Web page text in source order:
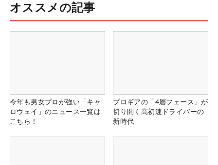
オススメの記事
今年も男女プロが強い「キャ
ロウェイ」のニュース一覧は
こちら！
プロギアの「4層フェース」が
切り開く高初速ドライバーの
新時代